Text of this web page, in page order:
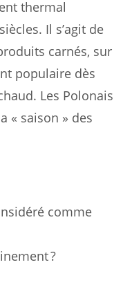
thermal
Il s’agit de
carnés, sur
populaire dès
Les Polonais
« saison » des
comme
?